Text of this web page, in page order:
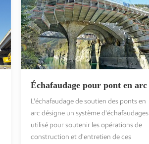
Échafaudage pour pont en arc
L'échafaudage de soutien des ponts en
arc désigne un système d'échafaudages
utilisé pour soutenir les opérations de
construction et d'entretien de ces